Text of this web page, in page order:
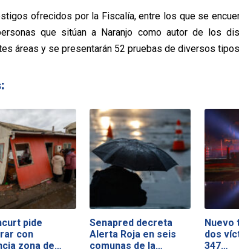
ofrecidos por la Fiscalía, entre los que se
que sitúan a Naranjo como autor de los
áreas y se presentarán 52 pruebas de diversos
pide
con
zona de…
Senapred decreta
Alerta Roja en seis
comunas de la…
Nuevo
dos
347…